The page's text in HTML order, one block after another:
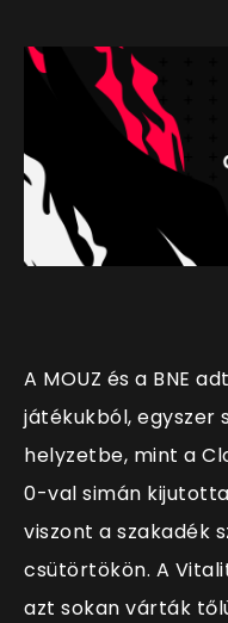
A MOUZ és a BNE
játékukból, egyszer
helyzetbe, mint a
0-val simán
viszont a szakadék
csütörtökön. A
azt sokan várták